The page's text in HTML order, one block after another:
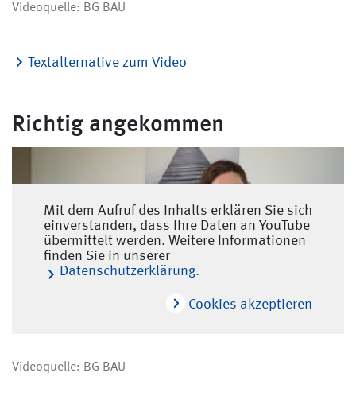
Videoquelle: BG BAU
Textalternative zum Video
Richtig angekommen
Mit dem Aufruf des Inhalts erklären Sie sich
einverstanden, dass Ihre Daten an YouTube
übermittelt werden. Weitere Informationen
finden Sie in unserer
Datenschutzerklärung.
Cookies akzeptieren
Videoquelle: BG BAU